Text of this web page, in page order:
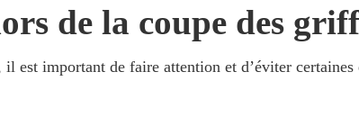
de la coupe des
est important de faire attention et d’éviter certaines